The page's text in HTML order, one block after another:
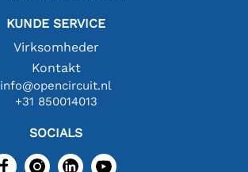
KUNDE SERVICE
Virksomheder
Kontakt
info@opencircuit.nl
+31 850014013
SOCIALS